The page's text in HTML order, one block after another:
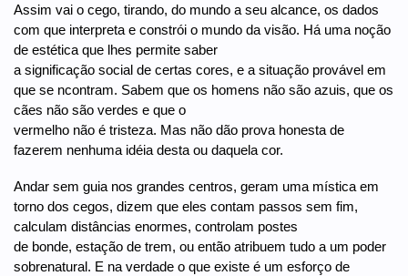
Assim vai o cego, tirando, do mundo a seu alcance, os dados
com que interpreta e constrói o mundo da visão. Há uma noção
de estética que lhes permite saber
a significação social de certas cores, e a situação provável em
que se ncontram. Sabem que os homens não são azuis, que os
cães não são verdes e que o
vermelho não é tristeza. Mas não dão prova honesta de
fazerem nenhuma idéia desta ou daquela cor.
Andar sem guia nos grandes centros, geram uma mística em
torno dos cegos, dizem que eles contam passos sem fim,
calculam distâncias enormes, controlam postes
de bonde, estação de trem, ou então atribuem tudo a um poder
sobrenatural. E na verdade o que existe é um esforço de